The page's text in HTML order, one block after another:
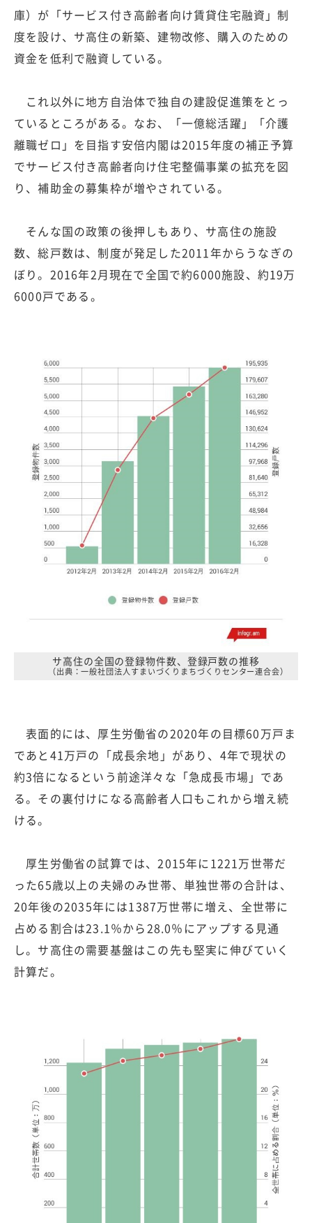
庫）が「サービス付き高齢者向け賃貸住宅融資」制
度を設け、サ高住の新築、建物改修、購入のための
資金を低利で融資している。
これ以外に地方自治体で独自の建設促進策をとっ
ているところがある。なお、「一億総活躍」「介護
離職ゼロ」を目指す安倍内閣は2015年度の補正予算
でサービス付き高齢者向け住宅整備事業の拡充を図
り、補助金の募集枠が増やされている。
そんな国の政策の後押しもあり、サ高住の施設
数、総戸数は、制度が発足した2011年からうなぎの
ぼり。2016年2月現在で全国で約6000施設、約19万
6000戸である。
サ高住の全国の登録物件数、登録戸数の推移
（出典：一般社団法人すまいづくりまちづくりセンター連合会）
表面的には、厚生労働省の2020年の目標60万戸ま
であと41万戸の「成長余地」があり、4年で現状の
約3倍になるという前途洋々な「急成長市場」であ
る。その裏付けになる高齢者人口もこれから増え続
ける。
厚生労働省の試算では、2015年に1221万世帯だ
った65歳以上の夫婦のみ世帯、単独世帯の合計は、
20年後の2035年には1387万世帯に増え、全世帯に
占める割合は23.1％から28.0％にアップする見通
し。サ高住の需要基盤はこの先も堅実に伸びていく
計算だ。